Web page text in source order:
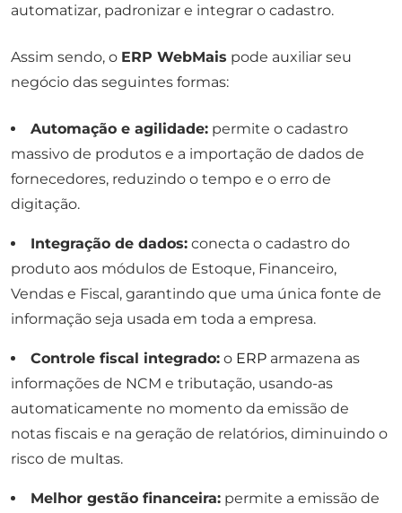
automatizar, padronizar e integrar o cadastro.
Assim sendo, o ERP WebMais pode auxiliar seu
negócio das seguintes formas:
Automação e agilidade: permite o cadastro
massivo de produtos e a importação de dados de
fornecedores, reduzindo o tempo e o erro de
digitação.
Integração de dados: conecta o cadastro do
produto aos módulos de Estoque, Financeiro,
Vendas e Fiscal, garantindo que uma única fonte de
informação seja usada em toda a empresa.
Controle fiscal integrado: o ERP armazena as
informações de NCM e tributação, usando-as
automaticamente no momento da emissão de
notas fiscais e na geração de relatórios, diminuindo o
risco de multas.
Melhor gestão financeira: permite a emissão de